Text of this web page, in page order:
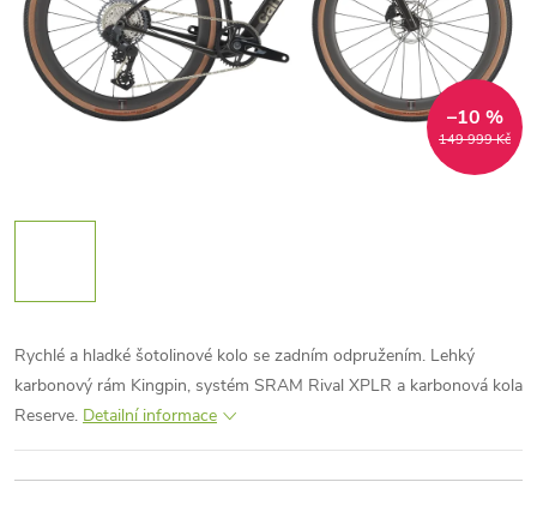
149 999 Kč
–10 %
Rychlé a hladké šotolinové kolo se zadním odpružením. Lehký
karbonový rám Kingpin, systém SRAM Rival XPLR a karbonová kola
Reserve. Detailní informace